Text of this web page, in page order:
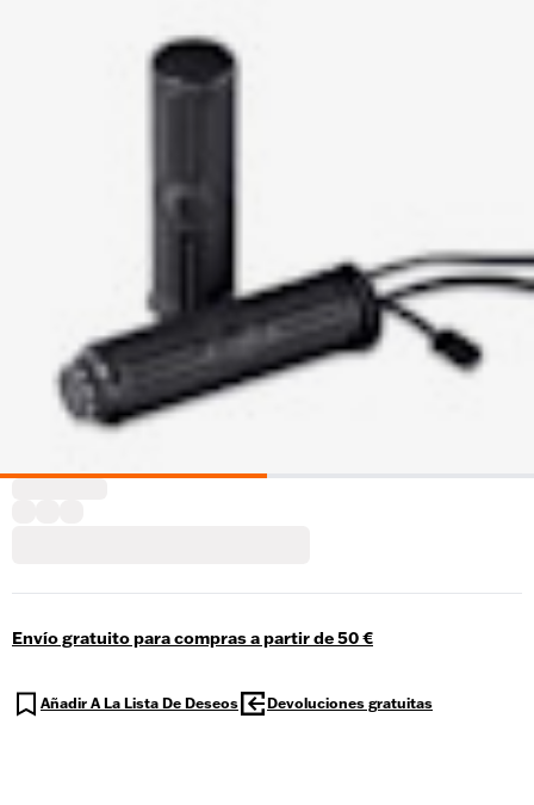
Envío gratuito para compras a partir de 50 €
Añadir A La Lista De Deseos Devoluciones gratuitas